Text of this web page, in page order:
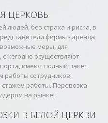
ЦЕРКОВЬ
людей, без страха и риска, в
фирмы - аренда
меры, для
ежегодно осуществляют
имеют полный пакет
работы сотрудников,
работы. Перевозка
на рынке!
В БЕЛОЙ ЦЕРКВИ